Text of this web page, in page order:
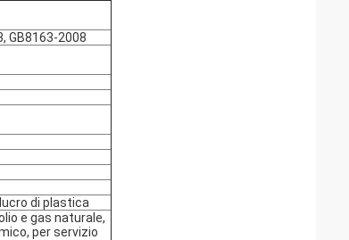
GB8163-2008
di plastica
e gas naturale,
per servizio